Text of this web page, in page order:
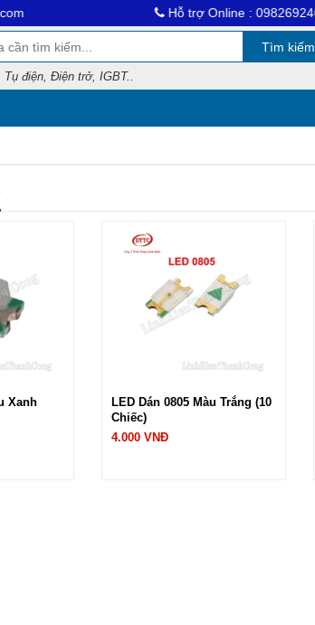
Hỗ trợ Online : 0982692463
Tìm kiếm
Tụ điện, Điện trở, IGBT..
Xanh
LED Dán 0805 Màu Trắng (10
Chiếc)
4.000 VNĐ